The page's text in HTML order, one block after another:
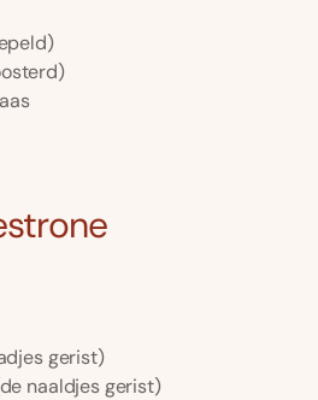
gerist)
naaldjes gerist)